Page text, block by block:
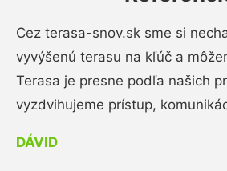
Cez terasa-snov.sk sme si
vyvýšenú terasu na kľúč a
Terasa je presne podľa našich
vyzdvihujeme prístup,
DÁVID